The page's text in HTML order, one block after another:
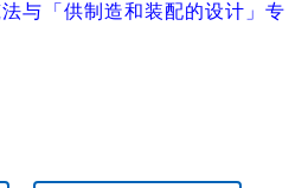
法与「供制造和装配的设计」专